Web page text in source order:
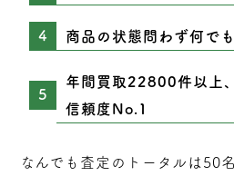
商品の状態問わず何で
年間買取22800件以上
信頼度No.1
なんでも査定のトータルは50